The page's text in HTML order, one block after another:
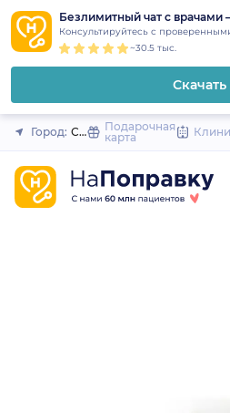
Безлимитный чат с врачами
Консультируйтесь с
~30.5 тыс.
Закрыть
Город: СемилукиПодарочная
карта